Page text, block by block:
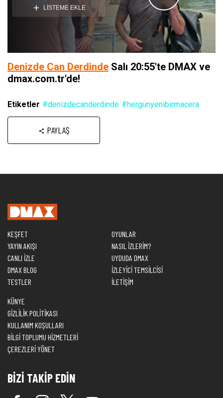
Videoyu
Oynat
LİSTEME EKLE
Denizde Can Derdinde Salı 20:55'te DMAX ve
dmax.com.tr'de!
Etiketler #denizdecanderdinde #hergünyenibirmacera
PAYLAŞ
KEŞFET
YAYIN AKIŞI
CANLI İZLE
DMAX BLOG
TESTLER
OYUNLAR
NASIL İZLERİM?
UYDUDA DMAX
İZLEYİCİ TEMSİLCİSİ
İLETİŞİM
KÜNYE
GİZLİLİK POLİTİKASI
KULLANIM KOŞULLARI
BİLGİ TOPLUMU HİZMETLERİ
ÇEREZLERİ YÖNET
BİZİ TAKİP EDİN